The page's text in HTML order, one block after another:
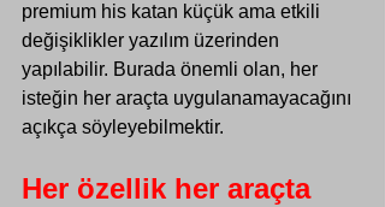
premium his katan küçük ama etkili
değişiklikler yazılım üzerinden
yapılabilir. Burada önemli olan, her
isteğin her araçta uygulanamayacağını
açıkça söyleyebilmektir.
Her özellik her araçta